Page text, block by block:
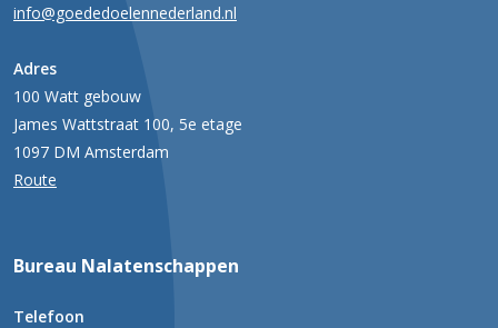
info@goededoelennederland.nl
Adres
100 Watt gebouw
James Wattstraat 100, 5e etage
1097 DM Amsterdam
Route
Bureau Nalatenschappen
Telefoon